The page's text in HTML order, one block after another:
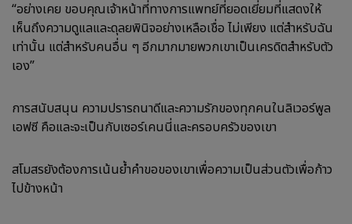
“อย่างเคย ขอบคุณเจ้าหน้าที่ทางการแพทย์ที่ยอดเยี่ยมที่แสดงให้
เห็นถึงความดูแลและดุลยพินิจอย่างเหลือเชื่อ ไม่เพียง แต่สำหรับฉัน
เท่านั้น แต่สำหรับคนอื่น ๆ อีกมากมายพวกเขาเป็นเครดิตสำหรับตัว
เอง”
การสนับสนุน ความปรารถนาดีและความรักของทุกคนในลิเวอร์พูล
เอฟซี คือและจะเป็นกับเซอร์เคนนี่และครอบครัวของเขา
สโมสรยังต้องการเน้นย้ำคำขอของเขาเพื่อความเป็นส่วนตัวเพื่อก้าว
ไปข้างหน้า